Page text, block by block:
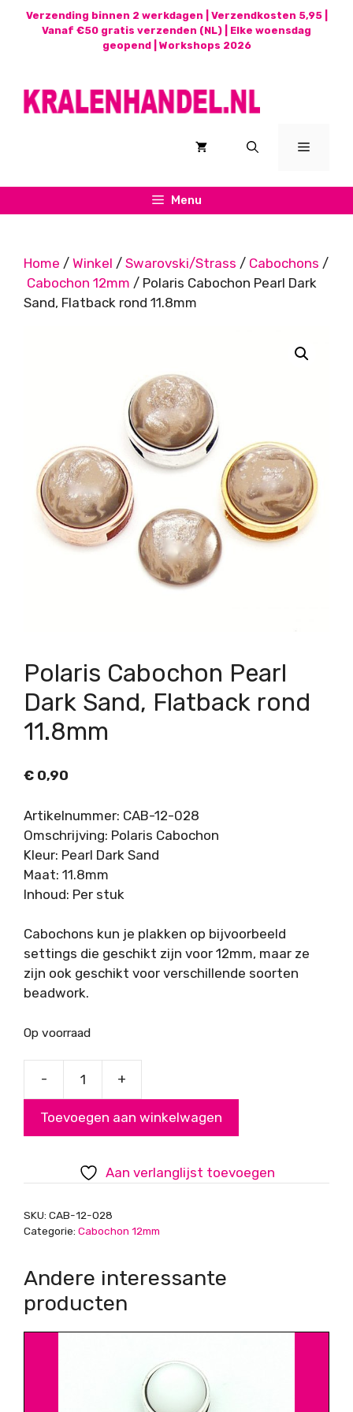
Verzending binnen 2 werkdagen | Verzendkosten 5,95 |
Vanaf €50 gratis verzenden (NL) | Elke woensdag
geopend | Workshops 2026
Menu
Menu
Home / Winkel / Swarovski/Strass / Cabochons /
Cabochon 12mm / Polaris Cabochon Pearl Dark
Sand, Flatback rond 11.8mm
Polaris Cabochon Pearl
Dark Sand, Flatback rond
11.8mm
€ 0,90
Artikelnummer: CAB-12-028
Omschrijving: Polaris Cabochon
Kleur: Pearl Dark Sand
Maat: 11.8mm
Inhoud: Per stuk
Cabochons kun je plakken op bijvoorbeeld
settings die geschikt zijn voor 12mm, maar ze
zijn ook geschikt voor verschillende soorten
beadwork.
Op voorraad
-
Pearl
Sand,
Flatback
11.8mm
+
Toevoegen aan winkelwagen
Aan verlanglijst toevoegen
SKU: CAB-12-028
Categorie: Cabochon 12mm
Andere interessante
producten